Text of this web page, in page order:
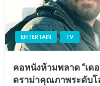
ENTERTAIN TV
คอหนังห้ามพลาด “เด
ดราม่าคุณภาพระดับโ